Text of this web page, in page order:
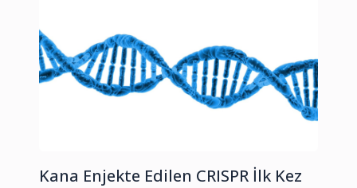
Kana Enjekte Edilen CRISPR İlk Kez